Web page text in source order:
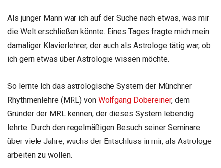
Als junger Mann war ich auf der Suche nach etwas, was mir
die Welt erschließen könnte. Eines Tages fragte mich mein
damaliger Klavierlehrer, der auch als Astrologe tätig war, ob
ich gern etwas über Astrologie wissen möchte.
So lernte ich das astrologische System der Münchner
Rhythmenlehre (MRL) von Wolfgang Döbereiner, dem
Gründer der MRL kennen, der dieses System lebendig
lehrte. Durch den regelmäßigen Besuch seiner Seminare
über viele Jahre, wuchs der Entschluss in mir, als Astrologe
arbeiten zu wollen.